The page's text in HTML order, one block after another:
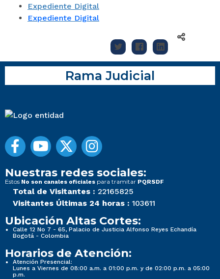
Expediente Digital
Expediente Digital
Rama Judicial
Nuestras redes sociales:
Estos No son canales oficiales para tramitar PQRSDF
Total de Visitantes : 22165825
Visitantes Últimas 24 horas : 103611
Ubicación Altas Cortes:
Calle 12 No 7 - 65, Palacio de Justicia Alfonso Reyes Echandía
Bogotá - Colombia
Horarios de Atención:
Atención Presencial:
Lunes a Viernes de 08:00 a.m. a 01:00 p.m. y de 02:00 p.m. a 05:00
p.m.